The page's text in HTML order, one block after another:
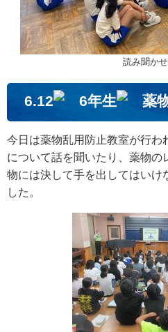
読み聞か
6.12 6年生 薬
今日は薬物乱用防止教室が行わ
について話を聞いたり、薬物の
物には決して手を出してはいけ
した。